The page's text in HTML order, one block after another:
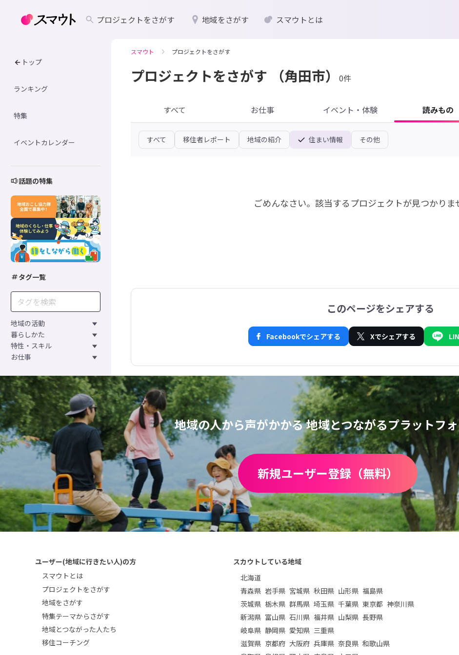
プロジェクトをさがす 地域をさがす スマウトとは
トップ
ランキング
特集
イベントカレンダー
話題の特集
タグ一覧
地域の活動
暮らしかた
特性・スキル
お仕事
スマウト プロジェクトをさがす
プロジェクトをさがす （角田市） 0件
すべて お仕事 イベント・体験 読みもの
すべて 移住者レポート 地域の紹介 住まい情報 その他
ごめんなさい。 該当するプロジェクトが見つかりま
このページをシェアする
Facebookでシェアする Xでシェアする
地域の人から声がかかる地域とつながるプラットフ
新規ユーザー登録（無料）
ユーザー(地域に行きたい人)の方
スマウトとは
プロジェクトをさがす
地域をさがす
特集テーマからさがす
地域とつながった人たち
移住コーチング
スカウトしている地域
北海道
青森県 岩手県 宮城県 秋田県 山形県 福島県
茨城県 栃木県 群馬県 埼玉県 千葉県 東京都 神奈川県
新潟県 富山県 石川県 福井県 山梨県 長野県
岐阜県 静岡県 愛知県 三重県
滋賀県 京都府 大阪府 兵庫県 奈良県 和歌山県